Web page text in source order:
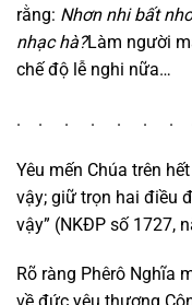
rằng: Nhơn nhi bất
nhạc hà?Làm người
chế độ lễ nghi nữa…
. . . . . . .
Yêu mến Chúa trên
vậy; giữ trọn hai điều
vậy” (NKĐP số 1727,
Rõ ràng Phêrô Nghĩa